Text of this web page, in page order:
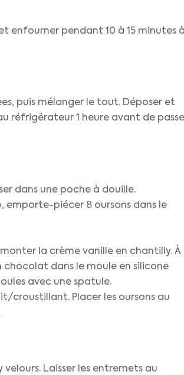
enfourner pendant 10 à 15 minutes
puis mélanger le tout. Déposer et
réfrigérateur 1 heure avant de
dans une poche à douille.
emporte-piécer 8 oursons dans le
la crème vanille en chantilly. À
chocolat dans le moule en silicone
avec une spatule.
croustillant. Placer les oursons au
Laisser les entremets au